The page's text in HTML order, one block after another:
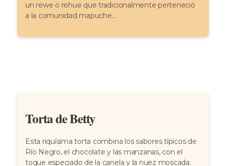
un rewe o rehue que tradicionalmente perteneció
a la comunidad mapuche...
Torta de Betty
Esta riquísima torta combina los sabores típicos de
Río Negro, el chocolate y las manzanas, con el
toque especiado de la canela y la nuez moscada.